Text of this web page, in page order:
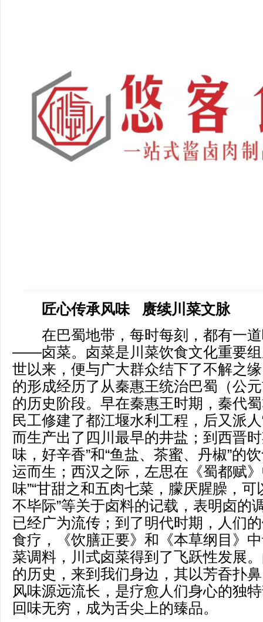
匠心传承风味
赓续川菜文脉
在巴蜀地带，每时每刻，都有一道
——卤菜。卤菜是川菜饮食文化重要
世以来，便与广大群众结下了不解之
的形成经历了从秦惠王统治巴蜀（公
的历史阶段。早在秦惠王时期，秦代
民工修建了都江堰水利工程，后又派
而生产出了四川最早的井盐；到西晋
味，好辛香”和“鱼盐、茶蜜、丹椒”的
运而生；西汉之际，左思在《蜀都赋
味”“甘甜之和五肉七菜，朦厌腥臊，
不毕际”等关于卤料的记载，表明卤的
已经广为流传；到了明代时期，人们
食疗，《饮膳正要》和《本草纲目》
菜调料，川式卤菜得到了飞跃性发展
的历史，来到我们身边，其以芳昋扑
风味源远流长，是疗愈人们身心的独
回味无穷，成为舌尖上的臻品。